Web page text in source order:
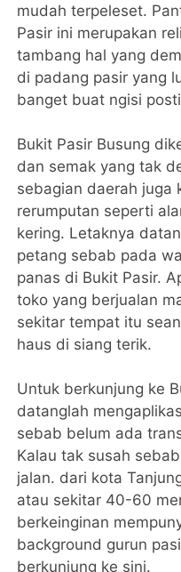
mudah terpeleset.
Pasir ini merupakan
tambang hal yang
di padang pasir yang
banget buat ngisi
Bukit Pasir Busung
dan semak yang tak
sebagian daerah juga
rerumputan seperti
kering. Letaknya
petang sebab pada
panas di Bukit Pasir.
toko yang berjualan
sekitar tempat itu
haus di siang terik.
Untuk berkunjung ke
datanglah
sebab belum ada
Kalau tak susah
jalan. dari kota
atau sekitar 40-60
berkeinginan
background gurun
berkunjung ke sini.